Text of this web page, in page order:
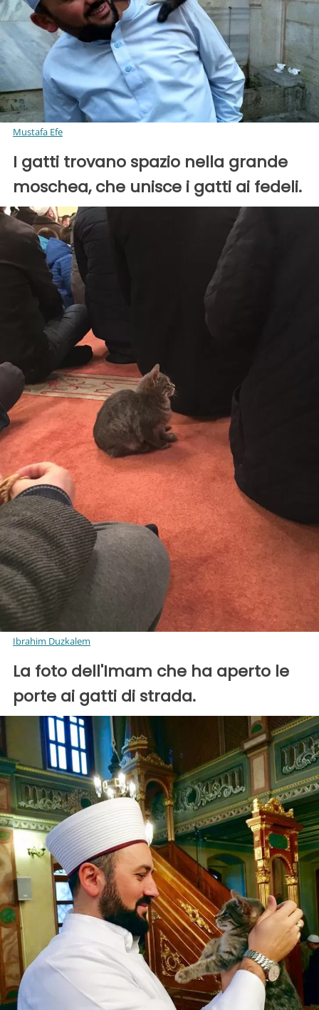
Mustafa Efe
I gatti trovano spazio nella grande
moschea, che unisce i gatti ai fedeli.
Ibrahim Duzkalem
La foto dell'Imam che ha aperto le
porte ai gatti di strada.